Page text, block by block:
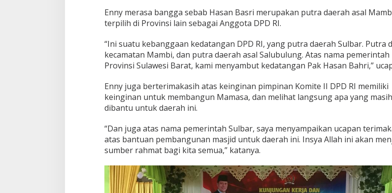
Enny merasa bangga sebab Hasan Basri merupakan putra daerah asal
terpilih di Provinsi lain sebagai Anggota DPD RI.
“Ini suatu kebanggaan kedatangan DPD RI, yang putra daerah Sulbar. Putra
kecamatan Mambi, dan putra daerah asal Salubulung. Atas nama pemerintah
Provinsi Sulawesi Barat, kami menyambut kedatangan Pak Hasan Bahri,”
Enny juga berterimakasih atas keinginan pimpinan Komite II DPD RI memiliki
keinginan untuk membangun Mamasa, dan melihat langsung apa yang
dibantu untuk daerah ini.
“Dan juga atas nama pemerintah Sulbar, saya menyampaikan ucapan
atas bantuan pembangunan masjid untuk daerah ini. Insya Allah ini akan
sumber rahmat bagi kita semua,” katanya.